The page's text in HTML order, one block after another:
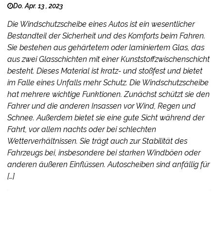
Do. Apr. 13 , 2023
Die Windschutzscheibe eines Autos ist ein wesentlicher
Bestandteil der Sicherheit und des Komforts beim Fahren.
Sie bestehen aus gehärtetem oder laminiertem Glas, das
aus zwei Glasschichten mit einer Kunststoffzwischenschicht
besteht. Dieses Material ist kratz- und stoßfest und bietet
im Falle eines Unfalls mehr Schutz. Die Windschutzscheibe
hat mehrere wichtige Funktionen. Zunächst schützt sie den
Fahrer und die anderen Insassen vor Wind, Regen und
Schnee. Außerdem bietet sie eine gute Sicht während der
Fahrt, vor allem nachts oder bei schlechten
Wetterverhältnissen. Sie trägt auch zur Stabilität des
Fahrzeugs bei, insbesondere bei starken Windböen oder
anderen äußeren Einflüssen. Autoscheiben sind anfällig für
[…]